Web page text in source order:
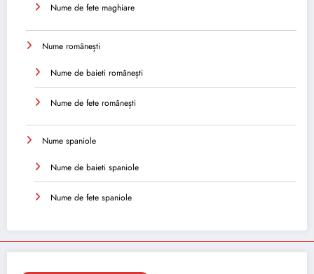
Nume de fete maghiare
Nume românești
Nume de baieti românești
Nume de fete românești
Nume spaniole
Nume de baieti spaniole
Nume de fete spaniole